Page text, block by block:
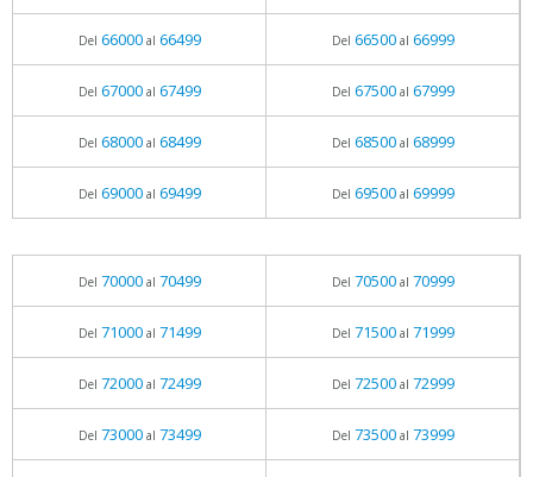
Del 66000al 66499 Del 66500al 66999
Del 67000al 67499 Del 67500al 67999
Del 68000al 68499 Del 68500al 68999
Del 69000al 69499 Del 69500al 69999
Del 70000al 70499 Del 70500al 70999
Del 71000al 71499 Del 71500al 71999
Del 72000al 72499 Del 72500al 72999
Del 73000al 73499 Del 73500al 73999